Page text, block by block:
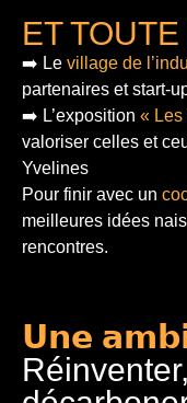
ET
➡️ Le village de
partenaires et start-
➡️ L’exposition « Les
valoriser celles et
Yvelines
Pour finir avec un
meilleures idées
rencontres.
𝗨𝗻𝗲